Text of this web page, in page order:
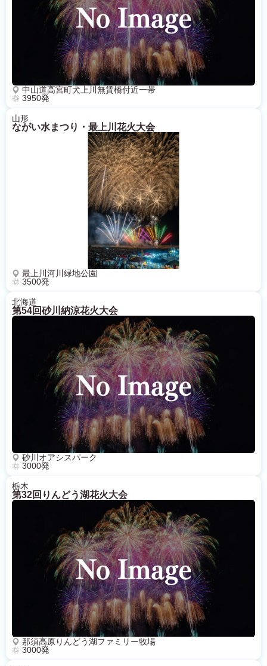
中山道高宮町犬上川無賃橋付近一帯
3950発
山形
ながい水まつり・最上川花火大会
最上川河川緑地公園
3500発
北海道
第54回砂川納涼花火大会
砂川オアシスパーク
3000発
栃木
第32回りんどう湖花火大会
那須高原りんどう湖ファミリー牧場
3000発